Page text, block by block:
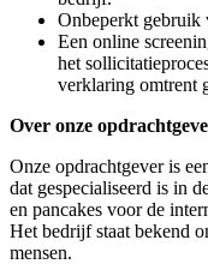
Onbeperkt gebruik
Een online
het
verklaring omtrent
Over onze
Onze opdrachtgever is
dat gespecialiseerd is in
en pancakes voor de
Het bedrijf staat bekend
mensen.